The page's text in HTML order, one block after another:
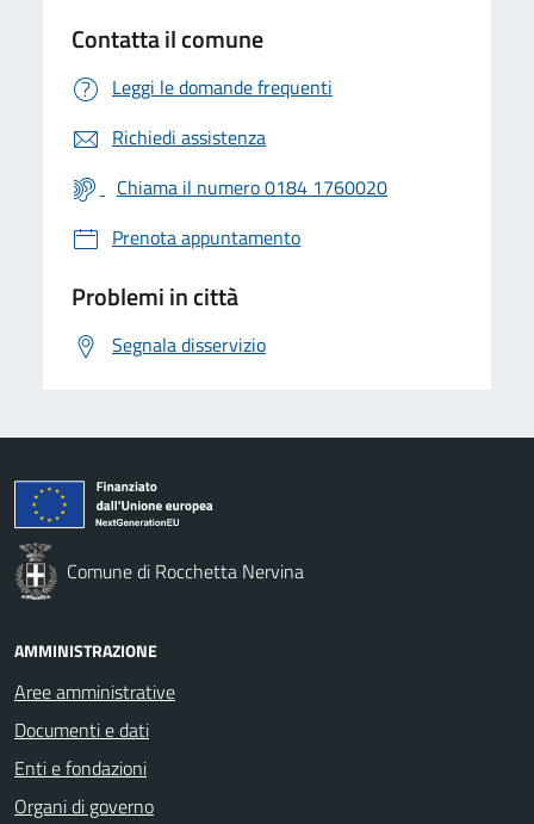
Contatta il comune
Leggi le domande frequenti
Richiedi assistenza
Chiama il numero 0184 1760020
Prenota appuntamento
Problemi in città
Segnala disservizio
Comune di Rocchetta Nervina
AMMINISTRAZIONE
Aree amministrative
Documenti e dati
Enti e fondazioni
Organi di governo